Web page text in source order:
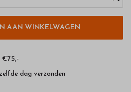
AAN WINKELWAGEN
€75,-
dag verzonden